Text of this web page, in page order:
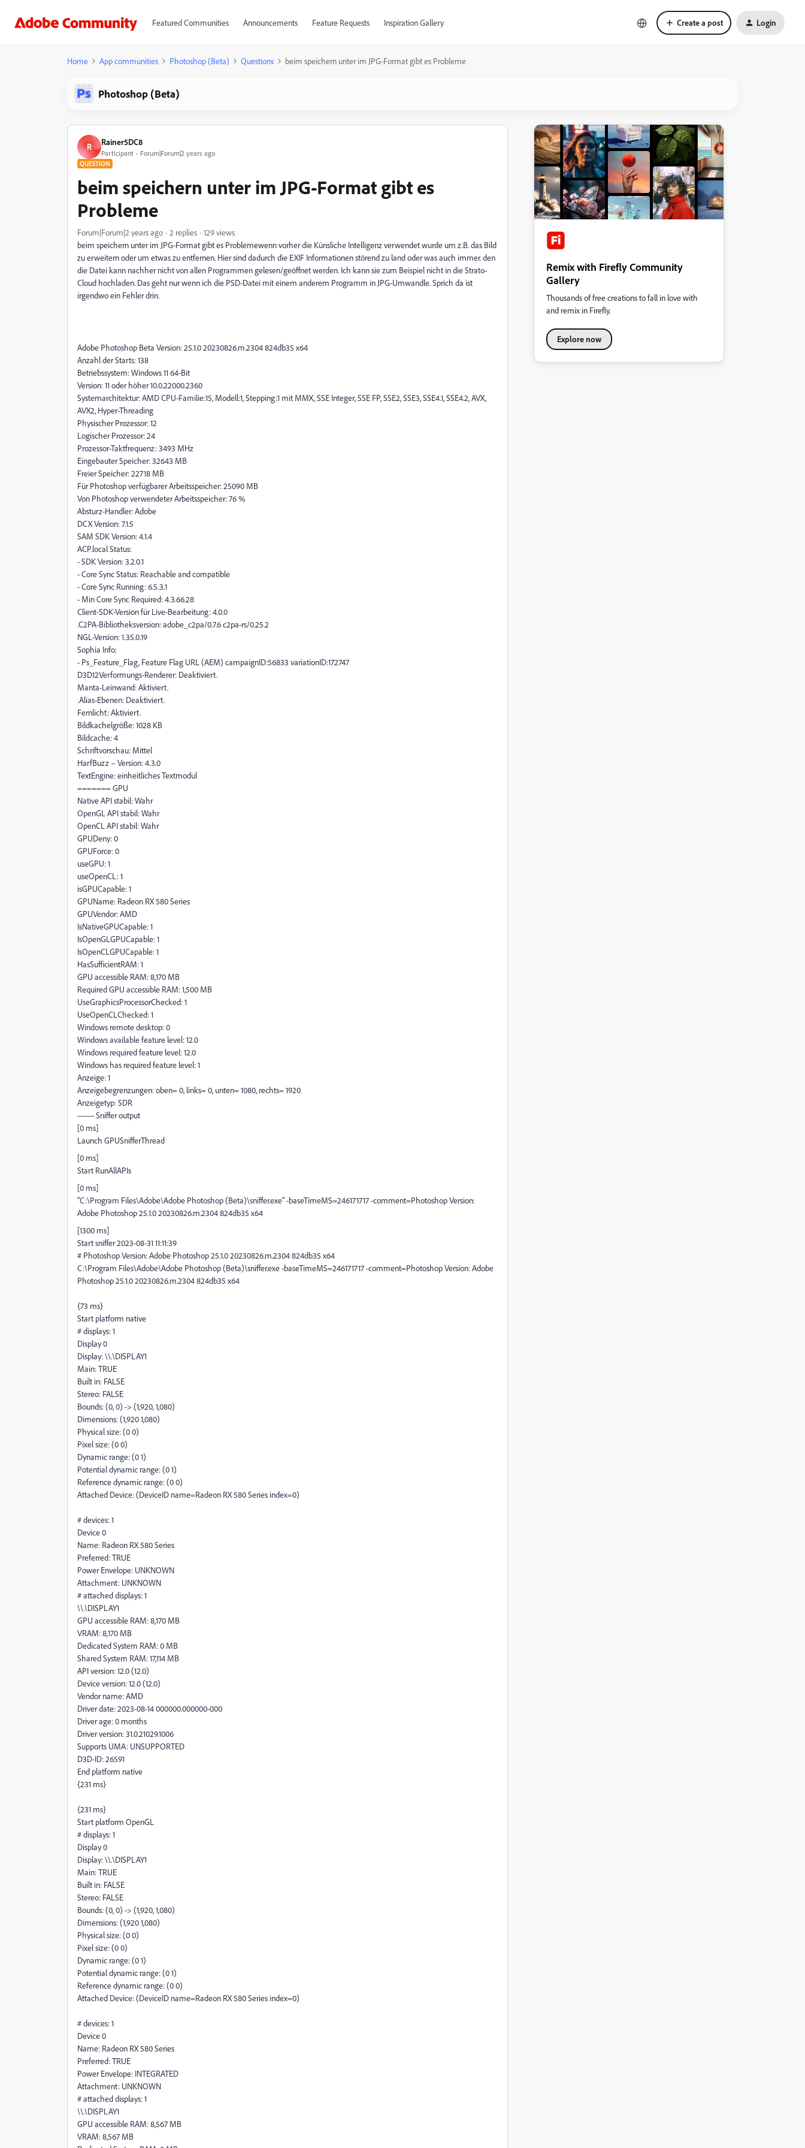
Featured Communities Announcements Feature Requests Inspiration Gallery Create a post Login
Home App communities Photoshop (Beta) Questions beim speichern unter im JPG-Format gibt es Probleme
Photoshop (Beta)
R Rainer5DC8
Participant Forum|Forum|2 years ago
QUESTION
beim speichern unter im JPG-Format gibt es
Probleme
Forum|Forum|2 years ago 2 replies
129 views
beim speichern unter im JPG-Format gibt es Problemewenn vorher die Künsliche Intelligenz verwendet wurde um z.B. das Bild
zu erweitern oder um etwas zu entfernen. Hier sind dadurch die EXIF Informationen störend zu land oder was auch immer. den
die Datei kann nachher nicht von allen Programmen gelesen/geöffnet werden. Ich kann sie zum Beispiel nicht in die Strato-
Cloud hochladen. Das geht nur wenn ich die PSD-Datei mit einem anderem Programm in JPG-Umwandle. Sprich da ist
irgendwo ein Fehler drin.
Adobe Photoshop Beta Version: 25.1.0 20230826.m.2304 824db35 x64
Anzahl der Starts: 138
Betriebssystem: Windows 11 64-Bit
Version: 11 oder höher 10.0.22000.2360
Systemarchitektur: AMD CPU-Familie:15, Modell:1, Stepping:1 mit MMX, SSE Integer, SSE FP, SSE2, SSE3, SSE4.1, SSE4.2, AVX,
AVX2, Hyper-Threading
Physischer Prozessor: 12
Logischer Prozessor: 24
Prozessor-Taktfrequenz: 3493 MHz
Eingebauter Speicher: 32643 MB
Freier Speicher: 22718 MB
Für Photoshop verfügbarer Arbeitsspeicher: 25090 MB
Von Photoshop verwendeter Arbeitsspeicher: 76 %
Absturz-Handler: Adobe
DCX Version: 7.1.5
SAM SDK Version: 4.1.4
ACP.local Status:
- SDK Version: 3.2.0.1
- Core Sync Status: Reachable and compatible
- Core Sync Running: 6.5.3.1
- Min Core Sync Required: 4.3.66.28
Client-SDK-Version für Live-Bearbeitung: 4.0.0
.C2PA-Bibliotheksversion: adobe_c2pa/0.7.6 c2pa-rs/0.25.2
NGL-Version: 1.35.0.19
Sophia Info:
- Ps_Feature_Flag, Feature Flag URL (AEM) campaignID:56833 variationID:172747
D3D12Verformungs-Renderer: Deaktiviert.
Manta-Leinwand: Aktiviert.
.Alias-Ebenen: Deaktiviert.
Fernlicht: Aktiviert.
Bildkachelgröße: 1028 KB
Bildcache: 4
Schriftvorschau: Mittel
HarfBuzz – Version: 4.3.0
TextEngine: einheitliches Textmodul
======= GPU
Native API stabil: Wahr
OpenGL API stabil: Wahr
OpenCL API stabil: Wahr
GPUDeny: 0
GPUForce: 0
useGPU: 1
useOpenCL: 1
isGPUCapable: 1
GPUName: Radeon RX 580 Series
GPUVendor: AMD
IsNativeGPUCapable: 1
IsOpenGLGPUCapable: 1
IsOpenCLGPUCapable: 1
HasSufficientRAM: 1
GPU accessible RAM: 8,170 MB
Required GPU accessible RAM: 1,500 MB
UseGraphicsProcessorChecked: 1
UseOpenCLChecked: 1
Windows remote desktop: 0
Windows available feature level: 12.0
Windows required feature level: 12.0
Windows has required feature level: 1
Anzeige: 1
Anzeigebegrenzungen: oben= 0, links= 0, unten= 1080, rechts= 1920
Anzeigetyp: SDR
------- Sniffer output
[0 ms]
Launch GPUSnifferThread
[0 ms]
Start RunAllAPIs
[0 ms]
"C:\Program Files\Adobe\Adobe Photoshop (Beta)\sniffer.exe" -baseTimeMS=246171717 -comment=Photoshop Version:
Adobe Photoshop 25.1.0 20230826.m.2304 824db35 x64
[1300 ms]
Start sniffer 2023-08-31 11:11:39
# Photoshop Version: Adobe Photoshop 25.1.0 20230826.m.2304 824db35 x64
C:\Program Files\Adobe\Adobe Photoshop (Beta)\sniffer.exe -baseTimeMS=246171717 -comment=Photoshop Version: Adobe
Photoshop 25.1.0 20230826.m.2304 824db35 x64
{73 ms}
Start platform native
# displays: 1
Display 0
Display: \\.\DISPLAY1
Main: TRUE
Built in: FALSE
Stereo: FALSE
Bounds: (0, 0) -> (1,920, 1,080)
Dimensions: (1,920 1,080)
Physical size: (0 0)
Pixel size: (0 0)
Dynamic range: (0 1)
Potential dynamic range: (0 1)
Reference dynamic range: (0 0)
Attached Device: (DeviceID name=Radeon RX 580 Series index=0)
# devices: 1
Device 0
Name: Radeon RX 580 Series
Preferred: TRUE
Power Envelope: UNKNOWN
Attachment: UNKNOWN
# attached displays: 1
\\.\DISPLAY1
GPU accessible RAM: 8,170 MB
VRAM: 8,170 MB
Dedicated System RAM: 0 MB
Shared System RAM: 17,114 MB
API version: 12.0 (12.0)
Device version: 12.0 (12.0)
Vendor name: AMD
Driver date: 2023-08-14 000000.000000-000
Driver age: 0 months
Driver version: 31.0.21029.1006
Supports UMA: UNSUPPORTED
D3D-ID: 26591
End platform native
{231 ms}
{231 ms}
Start platform OpenGL
# displays: 1
Display 0
Display: \\.\DISPLAY1
Main: TRUE
Built in: FALSE
Stereo: FALSE
Bounds: (0, 0) -> (1,920, 1,080)
Dimensions: (1,920 1,080)
Physical size: (0 0)
Pixel size: (0 0)
Dynamic range: (0 1)
Potential dynamic range: (0 1)
Reference dynamic range: (0 0)
Attached Device: (DeviceID name=Radeon RX 580 Series index=0)
# devices: 1
Device 0
Name: Radeon RX 580 Series
Preferred: TRUE
Power Envelope: INTEGRATED
Attachment: UNKNOWN
# attached displays: 1
\\.\DISPLAY1
GPU accessible RAM: 8,567 MB
VRAM: 8,567 MB
Remix with Firefly Community
Gallery
Thousands of free creations to fall in love with
and remix in Firefly.
Explore now